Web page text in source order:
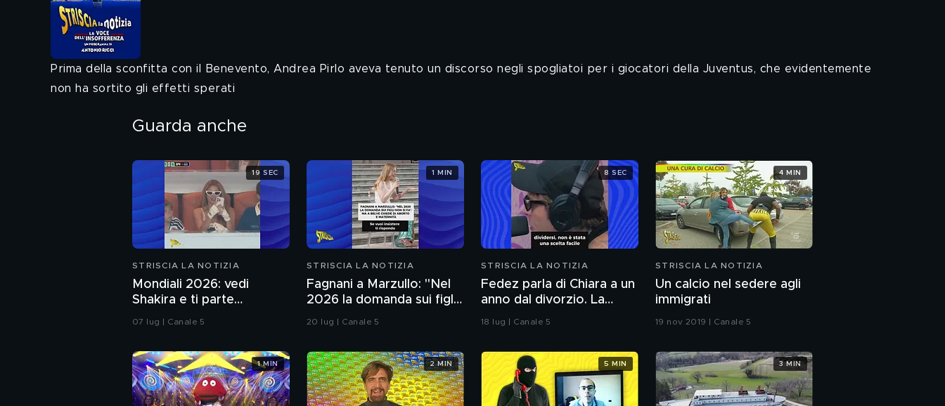
Prima della sconfitta con il Benevento, Andrea Pirlo aveva tenuto un discorso negli spogliatoi per i giocatori della Juventus, che evidentemente
non ha sortito gli effetti sperati
Guarda anche
STRISCIA LA NOTIZIA
Mondiali 2026: vedi
Shakira e ti parte
l'ormone
07 lug | Canale 5
19 SEC
STRISCIA LA NOTIZIA
Fagnani a Marzullo: "Nel
2026 la domanda sui figli
non si fa". Ma a Belve
20 lug | Canale 5
1 MIN
STRISCIA LA NOTIZIA
Fedez parla di Chiara a un
anno dal divorzio. La
reazione della Ferragni
18 lug | Canale 5
8 SEC
STRISCIA LA NOTIZIA
Un calcio nel sedere agli
immigrati
19 nov 2019 | Canale 5
4 MIN
1 MIN 2 MIN 5 MIN 3 MIN